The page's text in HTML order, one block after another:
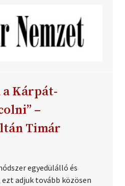
Kárpát-
–
Timár
egyedülálló és
adjuk tovább közösen